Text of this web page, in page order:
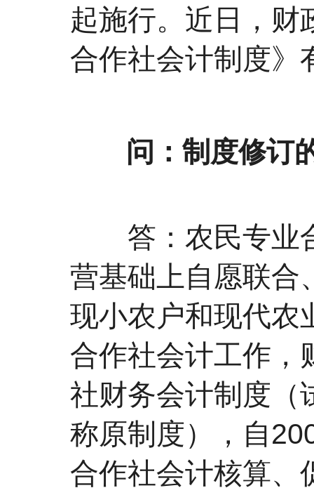
起施行。近日，财
合作社会计制度》
问：制度修订
答：农民专业合
营基础上自愿联合
现小农户和现代农
合作社会计工作，
社财务会计制度（
称原制度），自
合作社会计核算、